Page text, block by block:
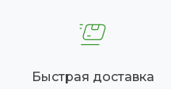
Быстрая доставка